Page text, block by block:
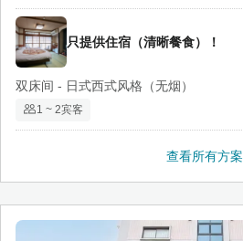
只提供住宿（清晰餐食）！
双床间 - 日式西式风格（无烟）
1 ~ 2宾客
查看所有方案